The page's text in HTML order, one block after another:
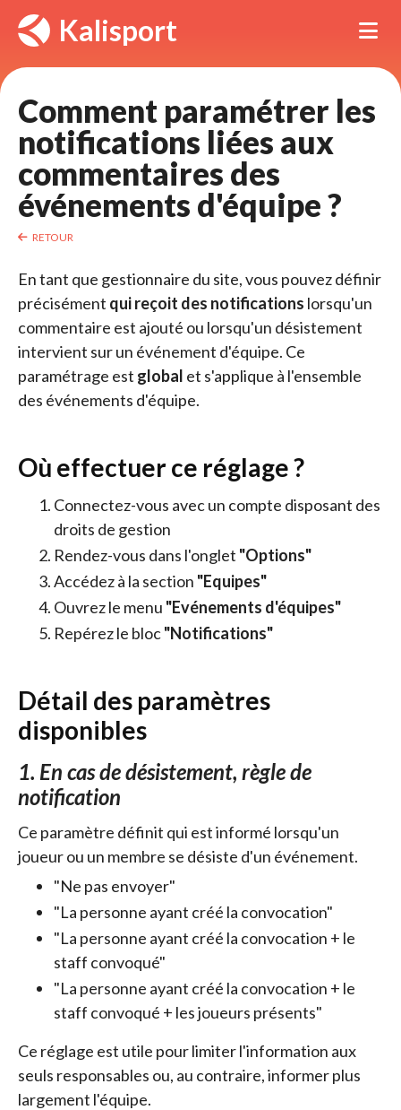
Kalisport
Comment paramétrer les
notifications liées aux
commentaires des
événements d'équipe ?
RETOUR
En tant que gestionnaire du site, vous pouvez définir
précisément qui reçoit des notifications lorsqu'un
commentaire est ajouté ou lorsqu'un désistement
intervient sur un événement d'équipe. Ce
paramétrage est global et s'applique à l'ensemble
des événements d'équipe.
Où effectuer ce réglage ?
Connectez-vous avec un compte disposant des
droits de gestion
Rendez-vous dans l'onglet "Options"
Accédez à la section "Equipes"
Ouvrez le menu "Evénements d'équipes"
Repérez le bloc"Notifications"
Détail des paramètres
disponibles
1. En cas de désistement, règle de
notification
Ce paramètre définit qui est informé lorsqu'un
joueur ou un membre se désiste d'un événement.
"Ne pas envoyer"
"La personne ayant créé la convocation"
"La personne ayant créé la convocation + le
staff convoqué"
"La personne ayant créé la convocation + le
staff convoqué + les joueurs présents"
Ce réglage est utile pour limiter l'information aux
seuls responsables ou, au contraire, informer plus
largement l'équipe.